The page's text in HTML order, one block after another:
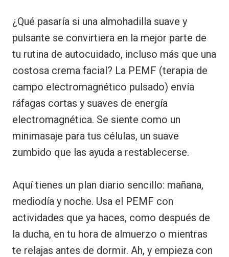
¿Qué pasaría si una almohadilla suave y
pulsante se convirtiera en la mejor parte de
tu rutina de autocuidado, incluso más que una
costosa crema facial? La PEMF (terapia de
campo electromagnético pulsado) envía
ráfagas cortas y suaves de energía
electromagnética. Se siente como un
minimasaje para tus células, un suave
zumbido que las ayuda a restablecerse.
Aquí tienes un plan diario sencillo: mañana,
mediodía y noche. Usa el PEMF con
actividades que ya haces, como después de
la ducha, en tu hora de almuerzo o mientras
te relajas antes de dormir. Ah, y empieza con